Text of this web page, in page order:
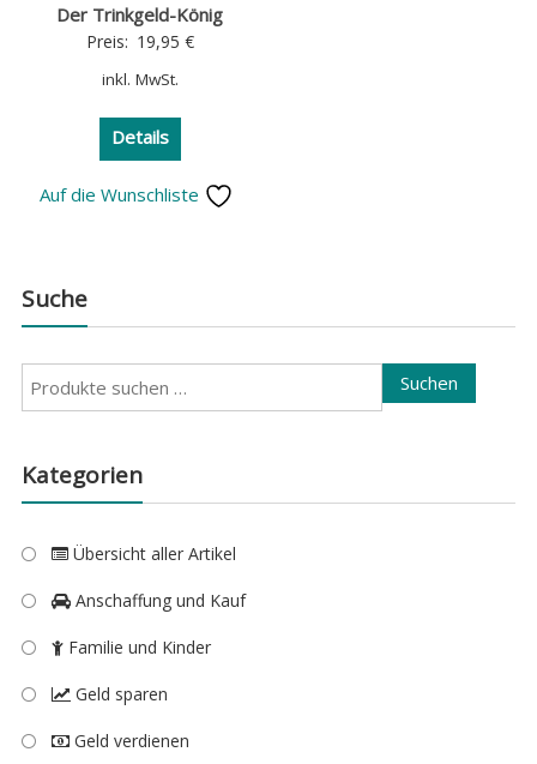
Der Trinkgeld-König
Preis: 19,95 €
inkl. MwSt.
Details
Auf die Wunschliste
Suche
Suchen
nach:
Suchen
Kategorien
Übersicht aller Artikel
Anschaffung und Kauf
Familie und Kinder
Geld sparen
Geld verdienen